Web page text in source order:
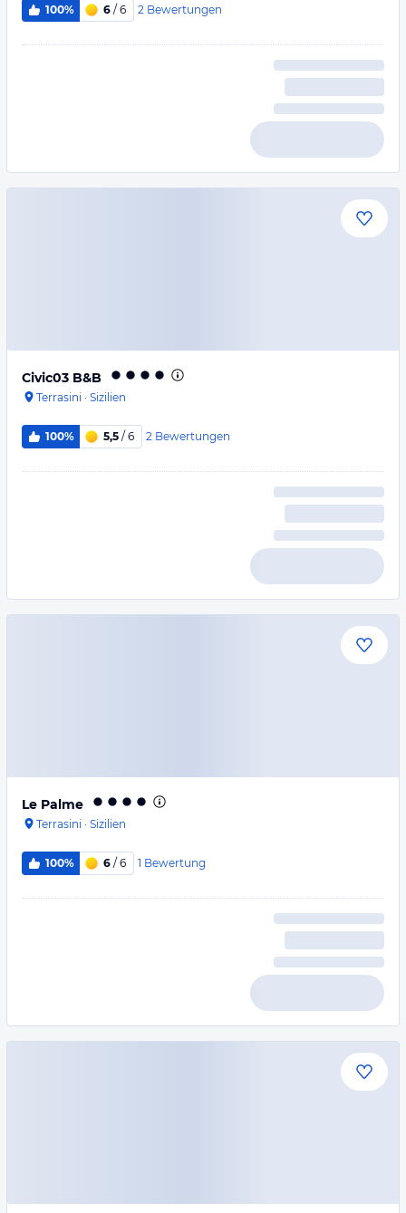
100% 6 / 6 2 Bewertungen
Civic03 B&B
Terrasini · Sizilien
100% 5,5 / 6 2 Bewertungen
Le Palme
Terrasini · Sizilien
100% 6 / 6 1 Bewertung